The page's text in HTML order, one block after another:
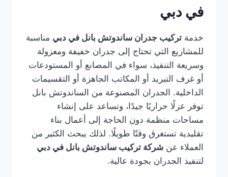
في دبي
خدمة تركيب جدران ساندوتش بانل في دبي مناسبة
للمشاريع التي تحتاج إلى جدران خفيفة ومعزولة
وسريعة التنفيذ، سواء في المصانع أو المستودعات
أو غرف التبريد أو المكاتب الجاهزة أو التقسيمات
الداخلية. الجدران المصنوعة من الساندوتش بانل
توفر عزلًا حراريًا جيدًا، وتساعد على إنشاء
مساحات منظمة دون الحاجة إلى أعمال بناء
تقليدية تستغرق وقتًا طويلًا. لذلك يبحث الكثير من
العملاء عن شركة تركيب ساندوتش بانل في دبي
لتنفيذ الجدران بجودة عالية.